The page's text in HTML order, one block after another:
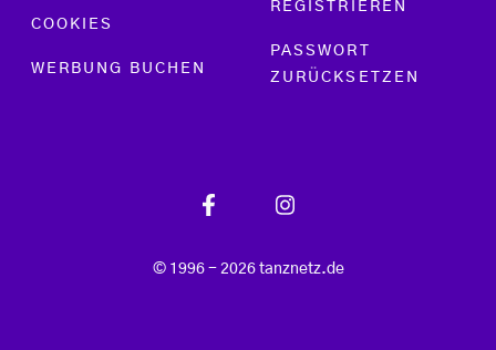
COOKIES
WERBUNG BUCHEN
REGISTRIEREN
PASSWORT
ZURÜCKSETZEN
© 1996 - 2026 tanznetz.de